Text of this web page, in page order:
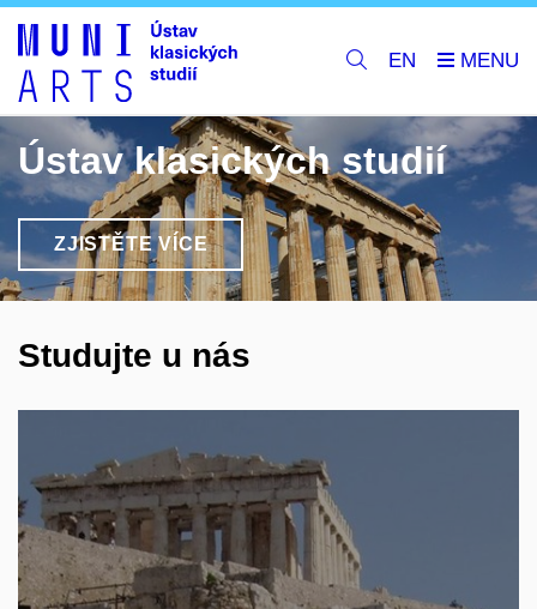
EN
Ústav klasických studií
ZJISTĚTE VÍCE
Studujte u nás
Pronikněte do fascinujícího světa
starověkých civilizací a zamýšlejte se
s námi nad tím, co může poznání